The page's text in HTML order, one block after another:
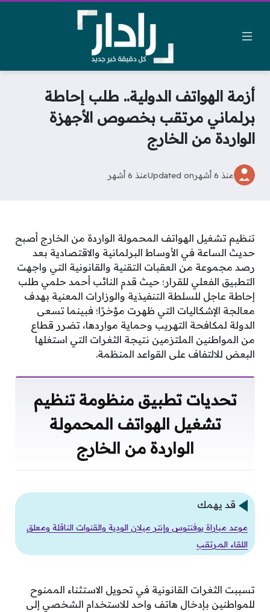
أزمة الهواتف الدولية.. طلب إحاطة
برلماني مرتقب بخصوص الأجهزة
الواردة من الخارج
منذ 6 أشهر Updated onمنذ 6 أشهر
تنظيم تشغيل الهواتف المحمولة الواردة من الخارج أصبح
حديث الساعة في الأوساط البرلمانية والاقتصادية بعد
رصد مجموعة من العقبات التقنية والقانونية التي واجهت
التطبيق الفعلي للقرار؛ حيث قدم النائب أحمد حلمي طلب
إحاطة عاجل للسلطة التنفيذية والوزارات المعنية بهدف
معالجة الإشكاليات التي ظهرت مؤخرًا؛ فبينما تسعى
الدولة لمكافحة التهريب وحماية مواردها، تضرر قطاع
من المواطنين الملتزمين نتيجة الثغرات التي استغلها
البعض للالتفاف على القواعد المنظمة.
تحديات تطبيق منظومة تنظيم
تشغيل الهواتف المحمولة
الواردة من الخارج
قد يهمك
موعد مباراة يوفنتوس وإنتر ميلان الودية والقنوات الناقلة ومعلق
اللقاء المرتقب
تسببت الثغرات القانونية في تحويل الاستثناء الممنوح
للمواطنين بإدخال هاتف واحد للاستخدام الشخصي إلى